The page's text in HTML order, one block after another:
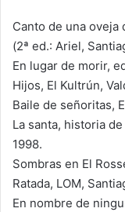
Canto de una oveja
(2ª ed.: Ariel,
En lugar de morir,
Hijos, El Kultrún,
Baile de señoritas,
La santa, historia
1998.
Sombras en El
Ratada, LOM,
En nombre de